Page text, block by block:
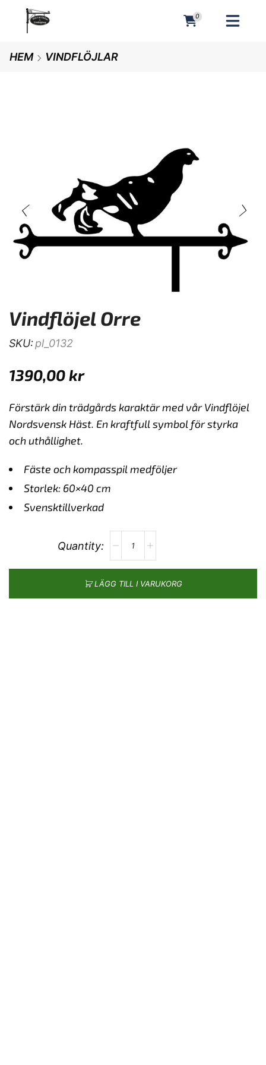
0
HEM VINDFLÖJLAR
Vindflöjel Orre
SKU:pl_0132
1390,00kr
Förstärk din trädgårds karaktär med vår Vindflöjel
Nordsvensk Häst. En kraftfull symbol för styrka
och uthållighet.
Fäste och kompasspil medföljer
Storlek: 60×40 cm
Svensktillverkad
LÄGG TILL I VARUKORG